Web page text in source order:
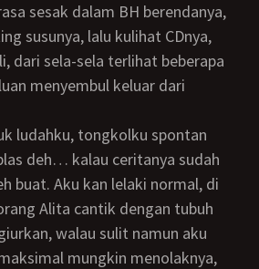
sesak dalam BH berendanya,
susunya, lalu kulihat CDnya,
dari sela-sela terlihat beberapa
menyembul keluar dari
deh… kalau ceritanya sudah
buat. Aku kan lelaki normal, di
Alita cantik dengan tubuh
walau sulit namun aku
mungkin menolaknya,